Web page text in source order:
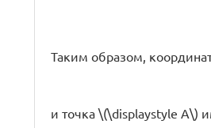
Таким образом,
и точка \(\displaystyle A\)